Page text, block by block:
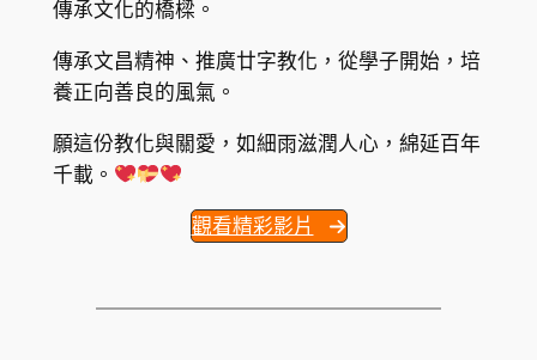
傳承文化的橋樑。
傳承文昌精神、推廣廿字教化，從學子開始，培
養正向善良的風氣。
願這份教化與關愛，如細雨滋潤人心，綿延百年
千載。
觀看精彩影片